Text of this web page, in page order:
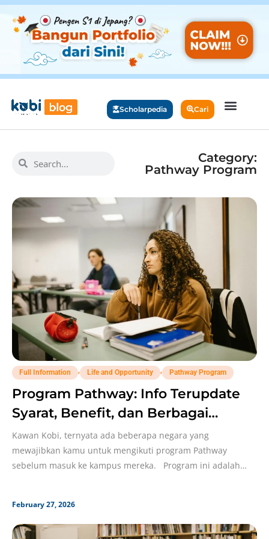
Scholarpedia Cari
Category:
Pathway Program
Full Information Life and Opportunity Pathway Program
Program Pathway: Info Terupdate
Syarat, Benefit, dan Berbagai
Tipenya di 2026!
Kawan Kobi, ternyata ada beberapa negara yang
mewajibkan kamu untuk mengikuti program Pathway
sebelum masuk ke kampus mereka. Program ini adalah
February 27, 2026